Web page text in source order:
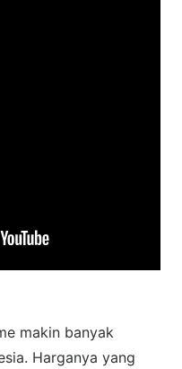
makin banyak
Harganya yang